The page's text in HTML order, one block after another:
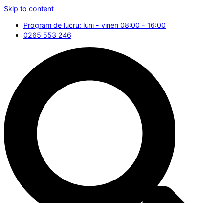
Skip to content
Program de lucru: luni - vineri 08:00 - 16:00
0265 553 246